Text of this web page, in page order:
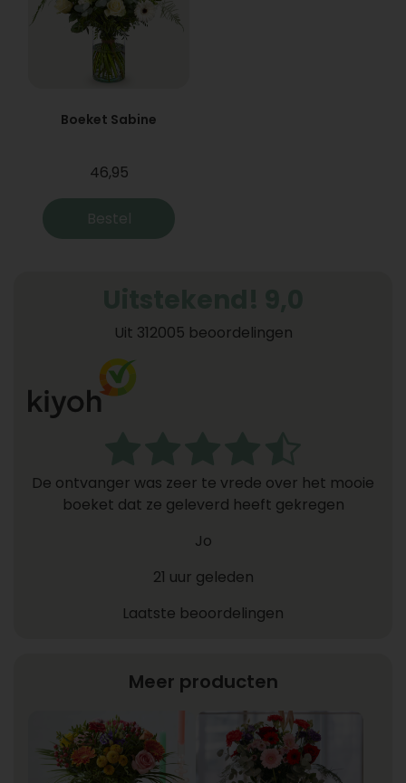
Boeket Sabine
46,95
Bestel
Uit 312005 beoordelingen
De ontvanger was zeer te vrede over het mooie
boeket dat ze geleverd heeft gekregen
Jo
21 uur geleden
Laatste beoordelingen
Meer producten